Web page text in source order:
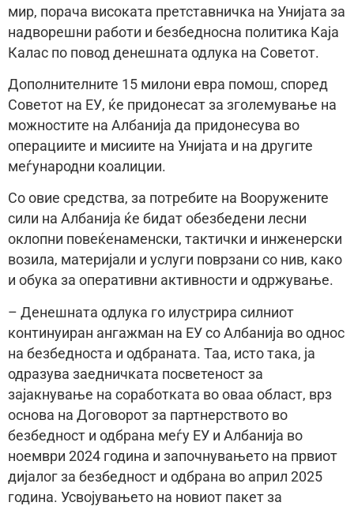
мир, порача високата претставничка на Унијата за
надворешни работи и безбедносна политика Каја
Калас по повод денешната одлука на Советот.
Дополнителните 15 милони евра помош, според
Советот на ЕУ, ќе придонесат за зголемување на
можностите на Албанија да придонесува во
операциите и мисиите на Унијата и на другите
меѓународни коалиции.
Со овие средства, за потребите на Вооружените
сили на Албанија ќе бидат обезбедени лесни
оклопни повеќенаменски, тактички и инженерски
возила, материјали и услуги поврзани со нив, како
и обука за оперативни активности и одржување.
– Денешната одлука го илустрира силниот
континуиран ангажман на ЕУ со Албанија во однос
на безбедноста и одбраната. Таа, исто така, ја
одразува заедничката посветеност за
зајакнување на соработката во оваа област, врз
основа на Договорот за партнерството во
безбедност и одбрана меѓу ЕУ и Албанија во
ноември 2024 година и започнувањето на првиот
дијалог за безбедност и одбрана во април 2025
година. Усвојувањето на новиот пакет за